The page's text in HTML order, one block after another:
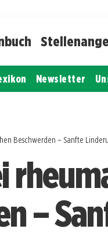
Newsletter
Beschwerden – Sanfte
–